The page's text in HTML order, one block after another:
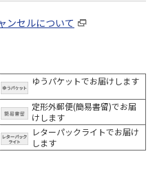
ンセルについて
ゆうパケットでお届けします
定形外郵便(簡易書留)でお届
けします
レターパックライトでお届け
します